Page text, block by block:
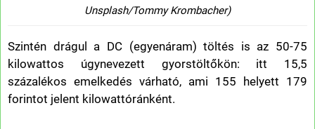
Unsplash/Tommy Krombacher)
Szintén drágul a DC (egyenáram) töltés is az 50-75
kilowattos úgynevezett gyorstöltőkön: itt 15,5
százalékos emelkedés várható, ami 155 helyett 179
forintot jelent kilowattóránként.